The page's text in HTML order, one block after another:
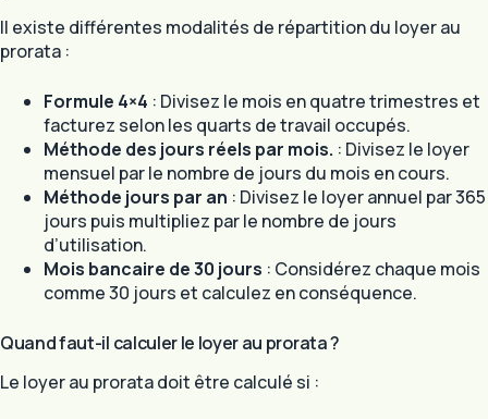
Il existe différentes modalités de répartition du loyer au
prorata :
Formule 4×4 : Divisez le mois en quatre trimestres et
facturez selon les quarts de travail occupés.
Méthode des jours réels par mois. : Divisez le loyer
mensuel par le nombre de jours du mois en cours.
Méthode jours par an : Divisez le loyer annuel par 365
jours puis multipliez par le nombre de jours
d’utilisation.
Mois bancaire de 30 jours : Considérez chaque mois
comme 30 jours et calculez en conséquence.
Quand faut-il calculer le loyer au prorata ?
Le loyer au prorata doit être calculé si :